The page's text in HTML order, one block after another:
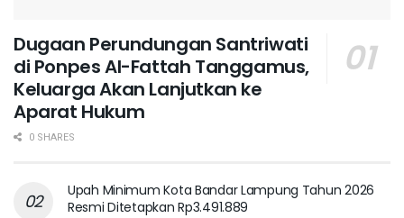
Dugaan Perundungan Santriwati
di Ponpes Al-Fattah Tanggamus,
Keluarga Akan Lanjutkan ke
Aparat Hukum ‎
0 SHARES
Upah Minimum Kota Bandar Lampung Tahun 2026
Resmi Ditetapkan Rp3.491.889